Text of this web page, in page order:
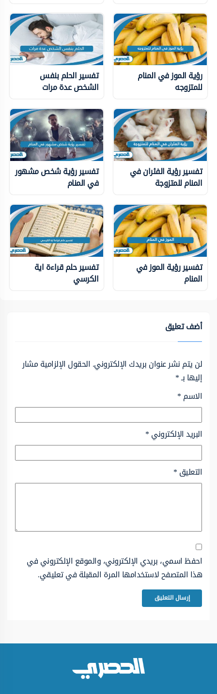
رؤية الموز في المنام
للمتزوجه
تفسير الحلم بنفس
الشخص عدة مرات
تفسير رؤية الفئران في
المنام للمتزوجة
تفسير رؤية شخص مشهور
في المنام
تفسير رؤية الموز في
المنام
تفسير حلم قراءة اية
الكرسي
أضف تعليق
لن يتم نشر عنوان بريدك الإلكتروني. الحقول الإلزامية مشار
إليها بـ*
الاسم*
البريد الإلكتروني*
التعليق*
احفظ اسمي، بريدي الإلكتروني، والموقع الإلكتروني في
هذا المتصفح لاستخدامها المرة المقبلة في تعليقي.